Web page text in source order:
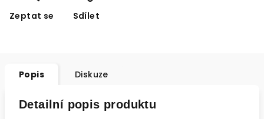
Zeptat se Sdílet
Popis Diskuze
Detailní popis produktu